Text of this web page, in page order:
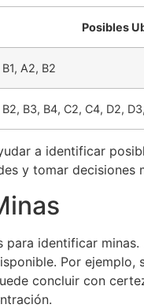
Posibles
B1, A2, B2
B2, B3, B4, C2, C4, D2,
a identificar
y tomar decisiones
identificar minas.
Por ejemplo,
concluir con